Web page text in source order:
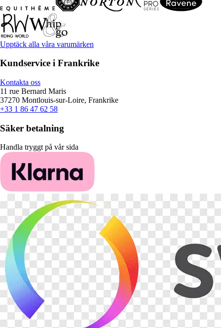
Upptäck alla våra varumärken
Kundservice i Frankrike
Kontakta oss
11 rue Bernard Maris
37270 Montlouis-sur-Loire, Frankrike
+33 1 86 47 62 58
Säker betalning
Handla tryggt på vår sida